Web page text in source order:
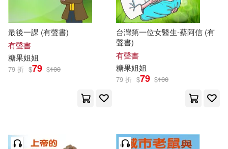
最後一課 (有聲書)
有聲書
糖果姐姐
79 折 $79 $100
台灣第一位女醫生-蔡阿信 (有
聲書)
有聲書
糖果姐姐
79 折 $79 $100